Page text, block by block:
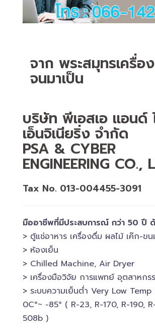
จาก พระสมุทรเครื่อ
จนมาเป็น
บริษัท พีเอสเอ แอนด์
เอ็นจิเนียริ่ง จำกัด
PSA & CYBER
ENGINEERING CO.,
Tax No. 013-004455-3091
มืออาชีพที่มีประสบการณ์ กว่า 50 ปี
> ตู้แช่อาหาร เครื่องดื่ม ผลไม้ เค๊ก-ขน
> ห้องเย็น
> Chilled​ Machine, Air Dryer
> เครื่องมือวิจัย การแพทย์​ อุตสาหกร
> ระบบความเย็นต่ำ Very Low
0C°~ -​85° ( R-23, R-170, R-190,
508b )